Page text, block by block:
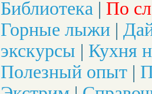
Библиотека | По
Горные лыжи |
экскурсы | Кухня
Полезный опыт |